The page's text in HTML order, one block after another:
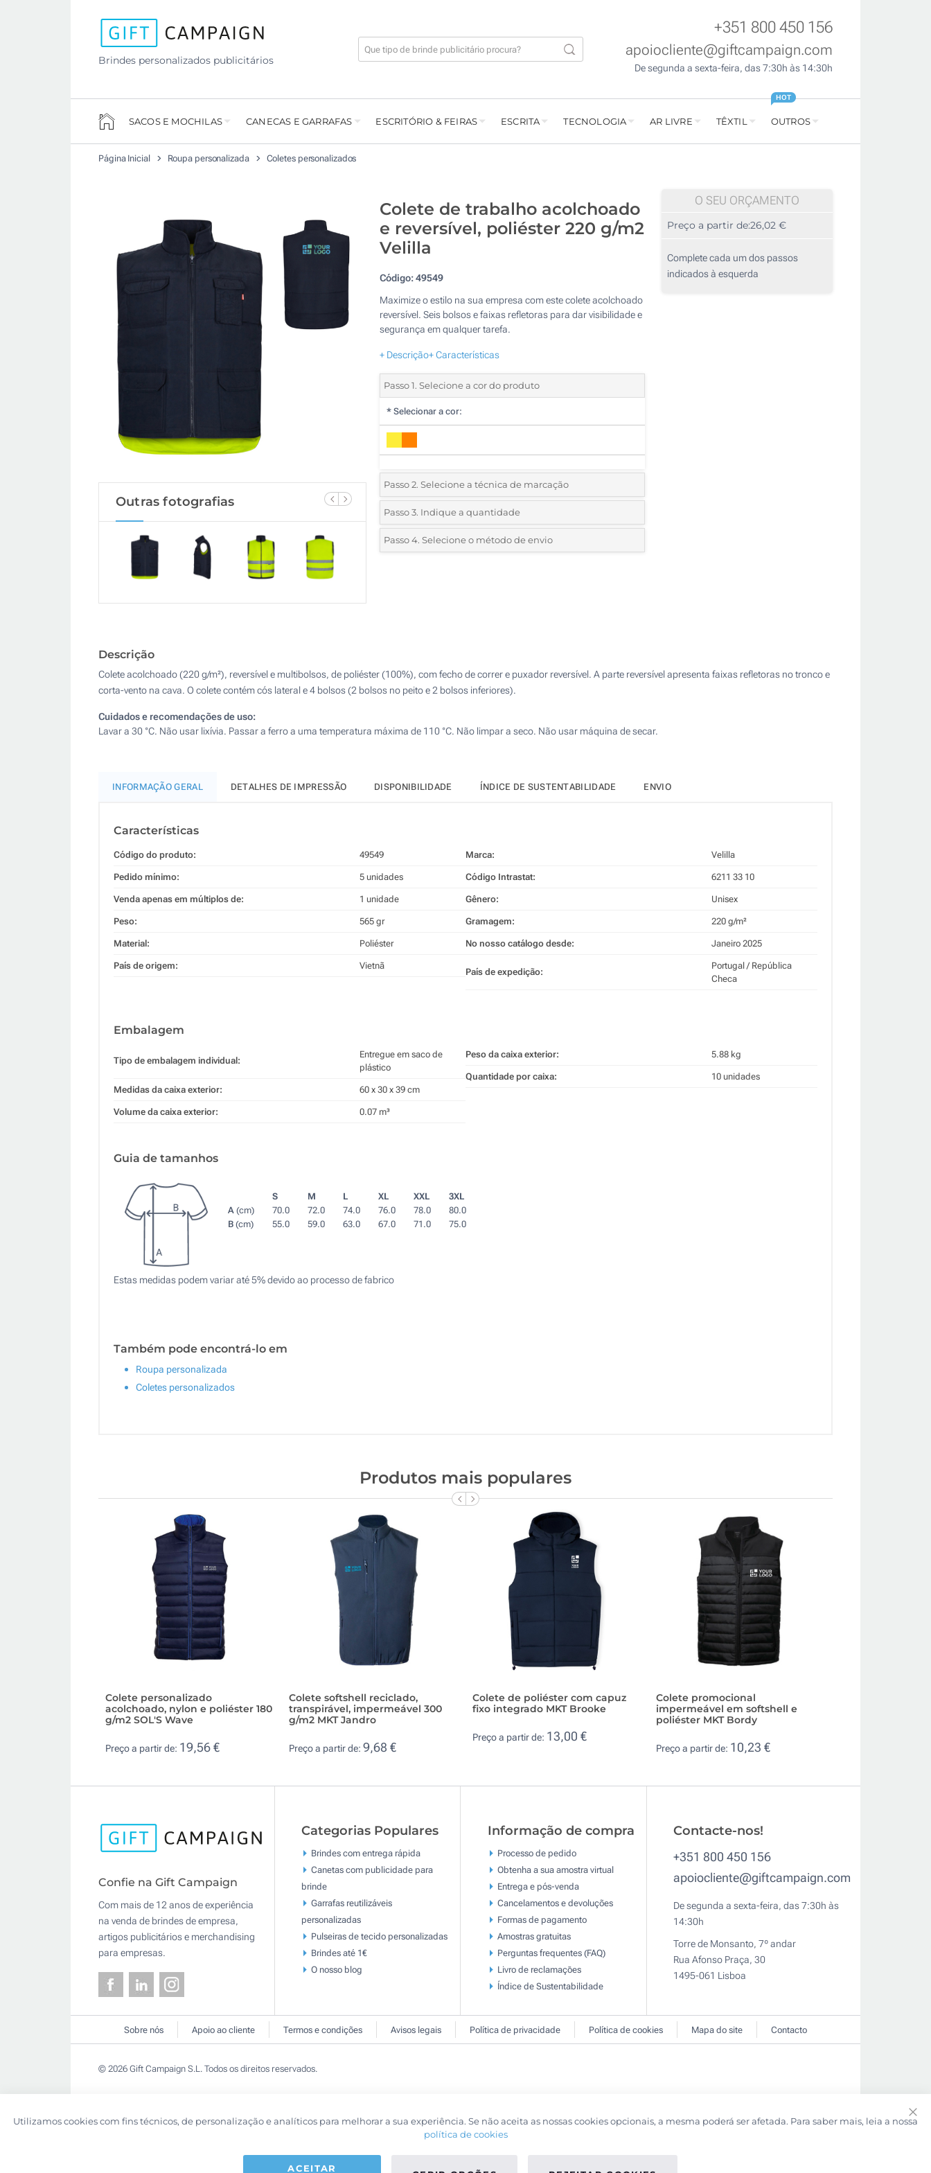
Brindes personalizados publicitários
+351 800 450 156
apoiocliente@giftcampaign.com
De segunda a sexta-feira, das 7:30h às 14:30h
SACOS E MOCHILAS CANECAS E GARRAFAS ESCRITÓRIO & FEIRAS ESCRITA TECNOLOGIA AR LIVRE TÊXTIL OUTROS
HOT
Página Inicial Roupa personalizada Coletes personalizados
Outras fotografias
Colete de trabalho acolchoado
e reversível, poliéster 220 g/m2
Velilla
Código:49549
Maximize o estilo na sua empresa com este colete acolchoado
reversível. Seis bolsos e faixas refletoras para dar visibilidade e
segurança em qualquer tarefa.
+ Descrição+ Características
Passo 1. Selecione a cor do produto
* Selecionar a cor:
Passo 2. Selecione a técnica de marcação
*Selecione o tipo de marcação e as cores do logotipo:
1 Cor (Na parte de trás)
Transferência digital a cores (Na parte de trás)
Passo 3. Indique a quantidade
*Pedido mínimo 5 (total de pedido)
Passo 4. Selecione o método de envio
O SEU ORÇAMENTO
Preço a partir de:26,02 €
Complete cada um dos passos
indicados à esquerda
Descrição
Colete acolchoado (220 g/m²), reversível e multibolsos, de poliéster (100%), com fecho de correr e puxador reversível. A parte reversível apresenta faixas refletoras no tronco e
corta-vento na cava. O colete contém cós lateral e 4 bolsos (2 bolsos no peito e 2 bolsos inferiores).
Cuidados e recomendações de uso:
Lavar a 30 °C. Não usar lixívia. Passar a ferro a uma temperatura máxima de 110 °C. Não limpar a seco. Não usar máquina de secar.
INFORMAÇÃO GERAL DETALHES DE IMPRESSÃO DISPONIBILIDADE ÍNDICE DE SUSTENTABILIDADE ENVIO
Características
Código do produto: 49549
Pedido mínimo: 5 unidades
Venda apenas em múltiplos de: 1 unidade
Peso: 565 gr
Material: Poliéster
País de origem: Vietnã
Marca: Velilla
Código Intrastat: 6211 33 10
Gênero: Unisex
Gramagem: 220 g/m²
No nosso catálogo desde: Janeiro 2025
País de expedição:
Portugal / República
Checa
Embalagem
Tipo de embalagem individual:
Entregue em saco de
plástico
Medidas da caixa exterior: 60 x 30 x 39 cm
Volume da caixa exterior: 0.07 m³
Peso da caixa exterior: 5.88 kg
Quantidade por caixa: 10 unidades
Guia de tamanhos
S M L XL XXL
3XL
A (cm) 70.0 72.0 74.0 76.0 78.0
80.0
B (cm) 55.0 59.0 63.0 67.0 71.0 75.0
Estas medidas podem variar até 5% devido ao processo de fabrico
Também pode encontrá-lo em
Roupa personalizada
Coletes personalizados
Produtos mais populares
Colete personalizado
acolchoado, nylon e poliéster 180
g/m2 SOL'S Wave
Preço a partir de: 19,56 €
Colete softshell reciclado,
transpirável, impermeável 300
g/m2 MKT Jandro
Preço a partir de: 9,68 €
Colete de poliéster com capuz
fixo integrado MKT Brooke
Preço a partir de: 13,00 €
Colete promocional
impermeável em softshell e
poliéster MKT Bordy
Preço a partir de: 10,23 €
Confie na Gift Campaign
Com mais de 12 anos de experiência
na venda de brindes de empresa,
artigos publicitários e merchandising
para empresas.
Categorias Populares
Brindes com entrega rápida
Canetas com publicidade para
brinde
Garrafas reutilizáveis
personalizadas
Pulseiras de tecido personalizadas
Brindes até 1€
O nosso blog
Informação de compra
Processo de pedido
Obtenha a sua amostra virtual
Entrega e pós-venda
Cancelamentos e devoluções
Formas de pagamento
Amostras gratuitas
Perguntas frequentes (FAQ)
Livro de reclamaçōes
Índice de Sustentabilidade
Contacte-nos!
+351 800 450 156
apoiocliente@giftcampaign.com
De segunda a sexta-feira, das 7:30h às
14:30h
Torre de Monsanto, 7º andar
Rua Afonso Praça, 30
1495-061 Lisboa
Sobre nós Apoio ao cliente Termos e condições Avisos legais Política de privacidade Política de cookies Mapa do site Contacto
© 2026 Gift Campaign S.L. Todos os direitos reservados.
Utilizamos cookies com fins técnicos, de personalização e analíticos para melhorar a sua experiência. Se não aceita as nossas cookies opcionais, a mesma poderá ser afetada. Para saber mais, leia a nossa
política de cookies
ACEITAR